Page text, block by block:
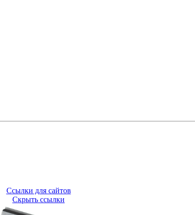
Ссылки для сайтов
Скрыть ссылки